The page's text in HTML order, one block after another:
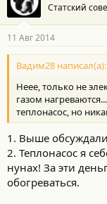
Статский
11 Авг 2014
Вадим28 написал(а):
Неее, только не
газом
теплонасос, но
1. Выше
2. Теплонасос я
нунах! За эти
обогреваться.